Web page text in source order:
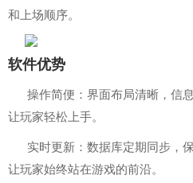
和上场顺序。
软件优势
操作简便：界面布局清晰，信
让玩家轻松上手。
实时更新：数据库定期同步，
让玩家始终站在游戏的前沿。